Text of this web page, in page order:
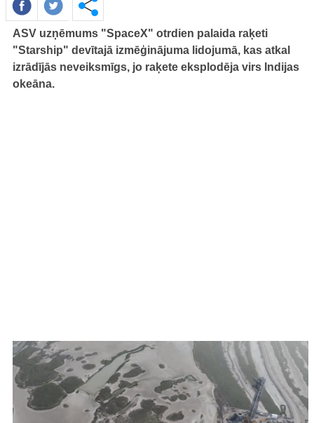
ASV uzņēmums "SpaceX" otrdien palaida raķeti
"Starship" devītajā izmēģinājuma lidojumā, kas atkal
izrādījās neveiksmīgs, jo raķete eksplodēja virs Indijas
okeāna.